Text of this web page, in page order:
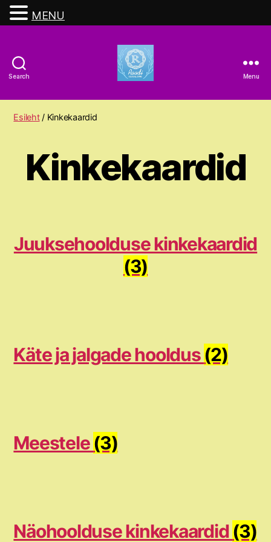
Search
Ilusalong
Menu
Esileht/ Kinkekaardid
Kinkekaardid
Juuksehoolduse kinkekaardid
(3)
Käte ja jalgade hooldus(2)
Meestele(3)
Näohoolduse kinkekaardid(3)
MENU